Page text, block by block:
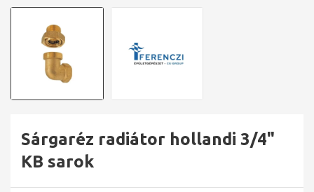
Sárgaréz radiátor hollandi 3/4"
KB sarok